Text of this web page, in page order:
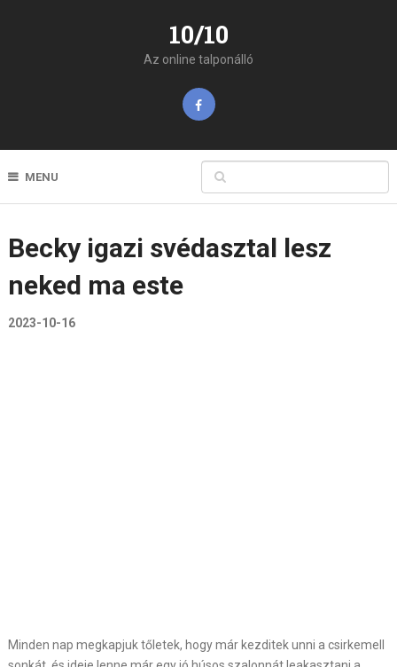
10/10
Az online talponálló
MENU
Becky igazi svédasztal lesz
neked ma este
2023-10-16
Minden nap megkapjuk tőletek, hogy már kezditek unni a csirkemell